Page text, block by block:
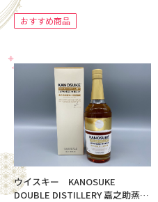
おすすめ商品
ウイスキー KANOSUKE
DOUBLE DISTILLERY 嘉之助蒸留